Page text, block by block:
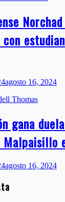
agosto 16, 2024
gana
Malpaisillo
agosto 16, 2024